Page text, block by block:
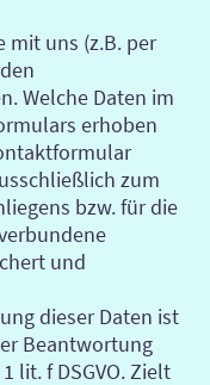
mit uns (z.B. per
Welche Daten im
erhoben
zum
bzw. für die
und
dieser Daten ist
Beantwortung
lit. f DSGVO. Zielt